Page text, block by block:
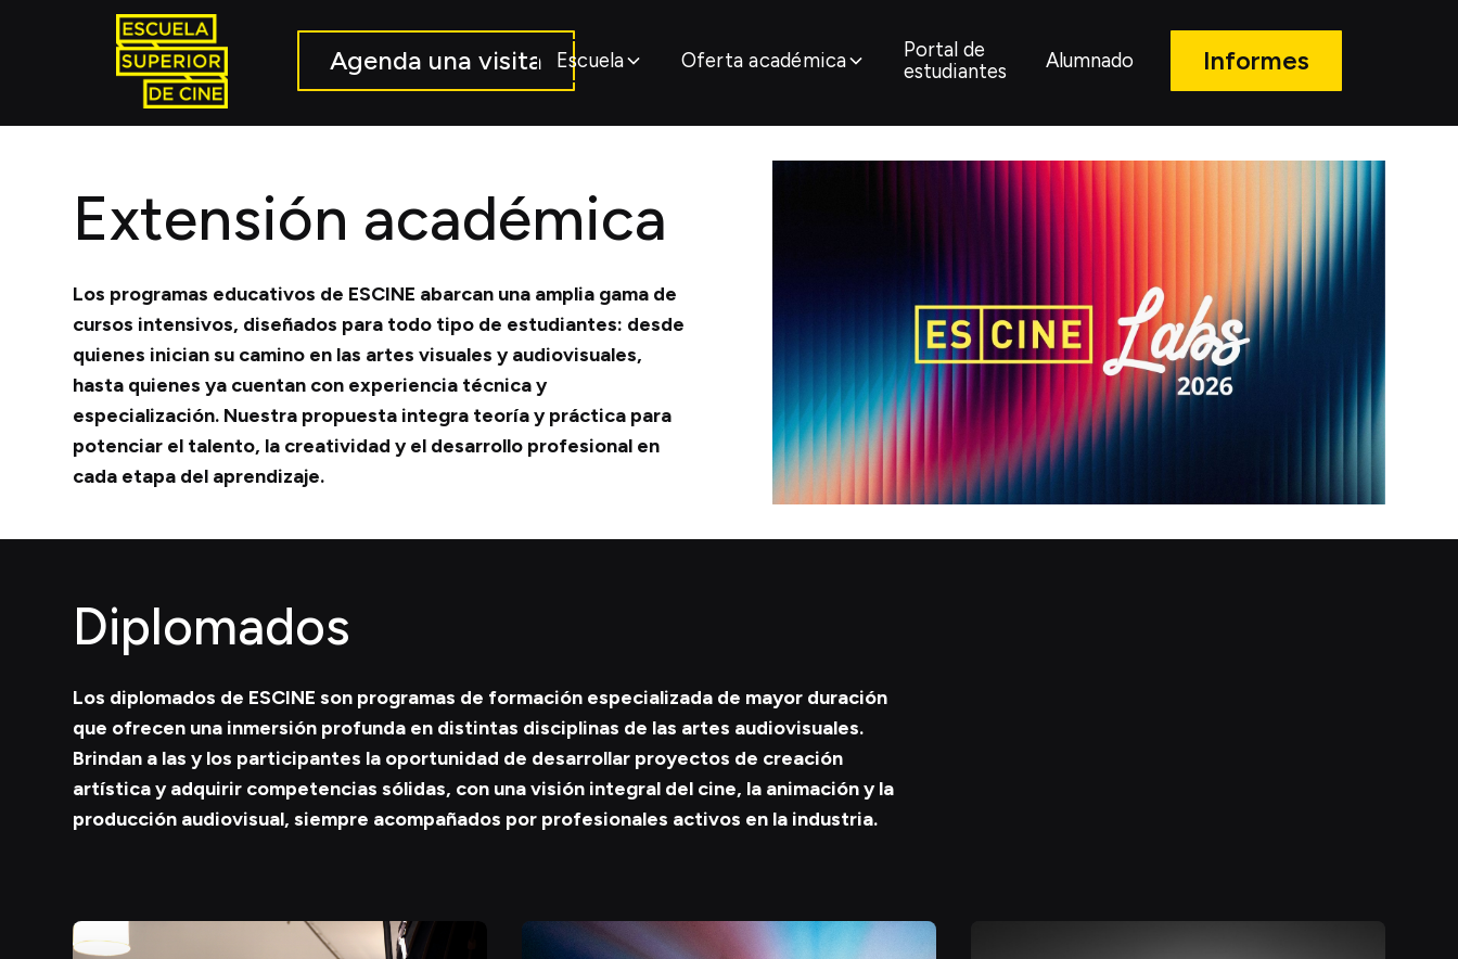
Agenda una visita Escuela Oferta académica
Portal de
estudiantes
Alumnado Informes
Extensión académica
Los programas educativos de ESCINE abarcan una amplia gama de
cursos intensivos, diseñados para todo tipo de estudiantes: desde
quienes inician su camino en las artes visuales y audiovisuales,
hasta quienes ya cuentan con experiencia técnica y
especialización. Nuestra propuesta integra teoría y práctica para
potenciar el talento, la creatividad y el desarrollo profesional en
cada etapa del aprendizaje.
Diplomados
Los diplomados de ESCINE son programas de formación especializada de mayor duración
que ofrecen una inmersión profunda en distintas disciplinas de las artes audiovisuales.
Brindan a las y los participantes la oportunidad de desarrollar proyectos de creación
artística y adquirir competencias sólidas, con una visión integral del cine, la animación y la
producción audiovisual, siempre acompañados por profesionales activos en la industria.